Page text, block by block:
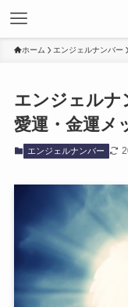
ホーム エンジェルナンバー
エンジェルナ
愛運・金運メ
エンジェルナンバー